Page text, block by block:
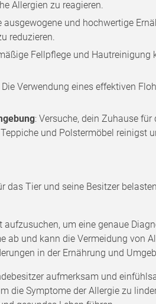
Allergien zu reagieren.
ausgewogene und hochwertige
reduzieren.
Fellpflege und
Die Verwendung eines effektiven
: Versuche, dein Zuhause
und Polstermöbel reinigst
das Tier und seine Besitzer
aufzusuchen, um eine genaue
ab und kann die Vermeidung von
in der Ernährung und
aufmerksam und
die Symptome der Allergie zu